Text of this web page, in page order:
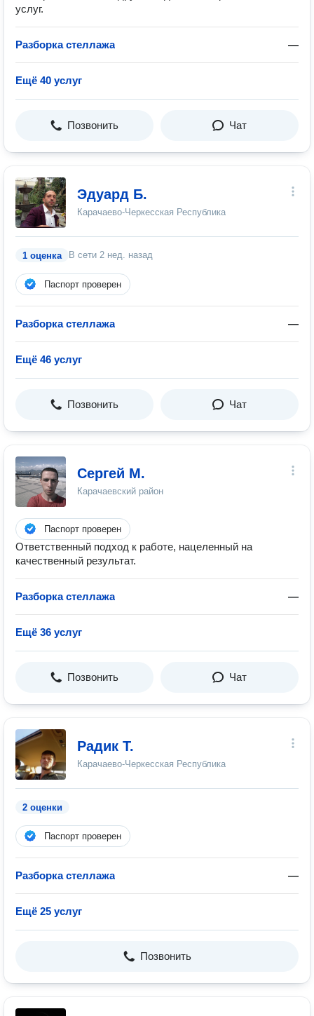
услуг.
Разборка стеллажа —
Ещё 40 услуг
Позвонить Чат
Эдуард Б.
Карачаево-Черкесская Республика
1 оценка В сети 2 нед. назад
Паспорт проверен
Разборка стеллажа —
Ещё 46 услуг
Позвонить Чат
Сергей M.
Карачаевский район
Паспорт проверен
Ответственный подход к работе, нацеленный на
качественный результат.
Разборка стеллажа —
Ещё 36 услуг
Позвонить Чат
Радик Т.
Карачаево-Черкесская Республика
2 оценки
Паспорт проверен
Разборка стеллажа —
Ещё 25 услуг
Позвонить